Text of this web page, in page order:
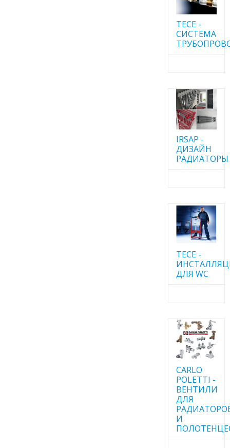
TECE -
CИСТЕМА
IRSAP -
ДИЗАЙН
РАДИАТОРЫ
TECE -
ДЛЯ WC
CARLO
POLETTI -
ВЕНТИЛИ
ДЛЯ
И